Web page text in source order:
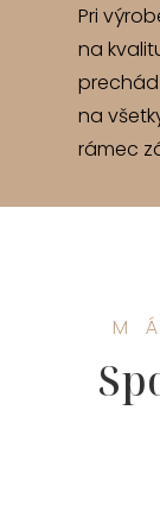
Pri
na
na
rámec